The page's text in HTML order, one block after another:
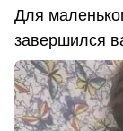
Для
завершился